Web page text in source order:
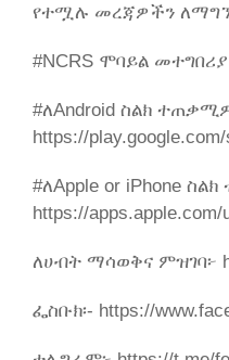
የተሟሉ መረጃዎችን
#NCRS ሞባይል መተግበሪያ
#ለAndroid ስልክ
https://
#ለApple or iPhone
https://
ለሀብት ማሳወቅና ምዝገባ፦
ፌስቡክ፡- https://